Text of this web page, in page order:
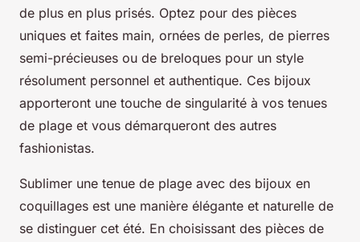
de plus en plus prisés. Optez pour des pièces
uniques et faites main, ornées de perles, de pierres
semi-précieuses ou de breloques pour un style
résolument personnel et authentique. Ces bijoux
apporteront une touche de singularité à vos tenues
de plage et vous démarqueront des autres
fashionistas.
Sublimer une tenue de plage avec des bijoux en
coquillages est une manière élégante et naturelle de
se distinguer cet été. En choisissant des pièces de